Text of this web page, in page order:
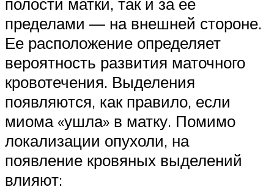
пределами — на внешней стороне.
Ее расположение определяет
вероятность развития маточного
кровотечения. Выделения
появляются, как правило, если
миома «ушла» в матку. Помимо
локализации опухоли, на
появление кровяных выделений
влияют: